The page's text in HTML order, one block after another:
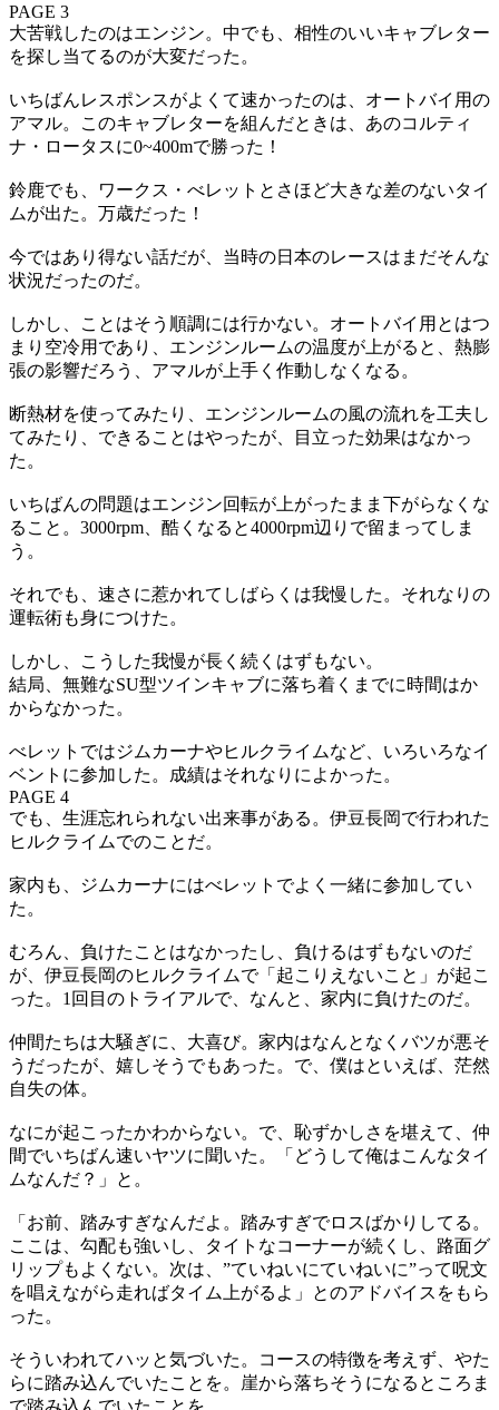
PAGE 3
大苦戦したのはエンジン。中でも、相性のいいキャブレター
を探し当てるのが大変だった。
いちばんレスポンスがよくて速かったのは、オートバイ用の
アマル。このキャブレターを組んだときは、あのコルティ
ナ・ロータスに0~400mで勝った！
鈴鹿でも、ワークス・べレットとさほど大きな差のないタイ
ムが出た。万歳だった！
今ではあり得ない話だが、当時の日本のレースはまだそんな
状況だったのだ。
しかし、ことはそう順調には行かない。オートバイ用とはつ
まり空冷用であり、エンジンルームの温度が上がると、熱膨
張の影響だろう、アマルが上手く作動しなくなる。
断熱材を使ってみたり、エンジンルームの風の流れを工夫し
てみたり、できることはやったが、目立った効果はなかっ
た。
いちばんの問題はエンジン回転が上がったまま下がらなくな
ること。3000rpm、酷くなると4000rpm辺りで留まってしま
う。
それでも、速さに惹かれてしばらくは我慢した。それなりの
運転術も身につけた。
しかし、こうした我慢が長く続くはずもない。
結局、無難なSU型ツインキャブに落ち着くまでに時間はか
からなかった。
べレットではジムカーナやヒルクライムなど、いろいろなイ
ベントに参加した。成績はそれなりによかった。
PAGE 4
でも、生涯忘れられない出来事がある。伊豆長岡で行われた
ヒルクライムでのことだ。
家内も、ジムカーナにはべレットでよく一緒に参加してい
た。
むろん、負けたことはなかったし、負けるはずもないのだ
が、伊豆長岡のヒルクライムで「起こりえないこと」が起こ
った。1回目のトライアルで、なんと、家内に負けたのだ。
仲間たちは大騒ぎに、大喜び。家内はなんとなくバツが悪そ
うだったが、嬉しそうでもあった。で、僕はといえば、茫然
自失の体。
なにが起こったかわからない。で、恥ずかしさを堪えて、仲
間でいちばん速いヤツに聞いた。「どうして俺はこんなタイ
ムなんだ？」と。
「お前、踏みすぎなんだよ。踏みすぎでロスばかりしてる。
ここは、勾配も強いし、タイトなコーナーが続くし、路面グ
リップもよくない。次は、”ていねいにていねいに”って呪文
を唱えながら走ればタイム上がるよ」とのアドバイスをもら
った。
そういわれてハッと気づいた。コースの特徴を考えず、やた
らに踏み込んでいたことを。崖から落ちそうになるところま
で踏み込んでいたことを、、。